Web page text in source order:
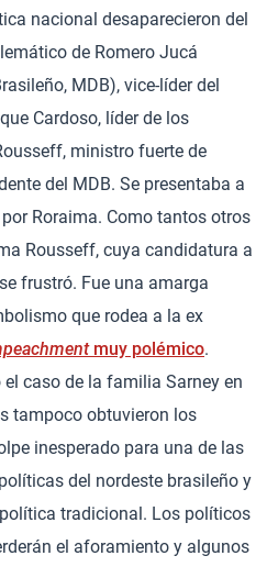
nacional desaparecieron del
de Romero Jucá
MDB), vice-líder del
Cardoso, líder de los
ministro fuerte de
del MDB. Se presentaba a
Roraima. Como tantos otros
Rousseff, cuya candidatura a
frustró. Fue una amarga
que rodea a la ex
muy polémico.
caso de la familia Sarney en
tampoco obtuvieron los
inesperado para una de las
del nordeste brasileño y
tradicional. Los políticos
el aforamiento y algunos